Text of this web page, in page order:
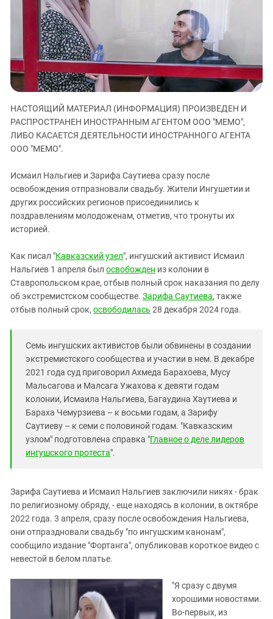
КАВКАЗ ЗА ПАЛЕСТИНУ
ИНАКОМЫСЛИЕ В ЧЕЧНЕ
ПРЕСЛЕДОВАНИЕ АКТИВИСТОВ
МОБИЛИЗАЦИЯ И ПРОТЕСТЫ
Дагестан
Ингушетия
Кабардино-Балкария
Калмыкия
Карачаево-Черкесия
Краснодарский край
Нагорный Карабах
Российская Федерация
Северная Осетия - Алания
СКФО
Ставропольский край
Чечня
Южная Осетия
Южный Кавказ
ЮФО
НАСТОЯЩИЙ МАТЕРИАЛ (ИНФОРМАЦИЯ) ПРОИЗВЕДЕН И
РАСПРОСТРАНЕН ИНОСТРАННЫМ АГЕНТОМ ООО "МЕМО",
ЛИБО КАСАЕТСЯ ДЕЯТЕЛЬНОСТИ ИНОСТРАННОГО АГЕНТА
ООО "МЕМО".
Исмаил Нальгиев и Зарифа Саутиева сразу после
освобождения отпразновали свадьбу. Жители Ингушетии и
других российских регионов присоединились к
поздравлениям молодоженам, отметив, что тронуты их
историей.
Как писал "Кавказский узел", ингушский активист Исмаил
Нальгиев 1 апреля был освобожден из колонии в
Ставропольском крае, отбыв полный срок наказания по делу
об экстремистском сообществе. Зарифа Саутиева, также
отбыв полный срок, освободилась 28 декабря 2024 года.
Семь ингушских активистов были обвинены в создании
экстремистского сообщества и участии в нем. В декабре
2021 года суд приговорил Ахмеда Барахоева, Мусу
Мальсагова и Малсага Ужахова к девяти годам
колонии, Исмаила Нальгиева, Багаудина Хаутиева и
Бараха Чемурзиева – к восьми годам, а Зарифу
Саутиеву – к семи с половиной годам. "Кавказским
узлом" подготовлена справка "Главное о деле лидеров
ингушского протеста".
Зарифа Саутиева и Исмаил Нальгиев заключили никях - брак
по религиозному обряду, - еще находясь в колонии, в октябре
2022 года. 3 апреля, сразу после освобождения Нальгиева,
они отпраздновали свадьбу "по ингушским канонам",
сообщило издание "Фортанга", опубликовав короткое видео с
невестой в белом платье.
"Я сразу с двумя
хорошими новостями.
Во-первых, из